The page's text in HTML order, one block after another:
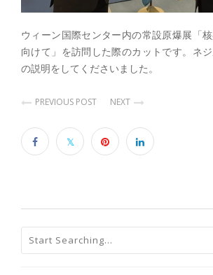
ウィーン国際センター内の常設原爆展「
向けて」を訪問した際のカットです。ネ
の説明をしてくださいました。
PREVIOUS POST NEXT